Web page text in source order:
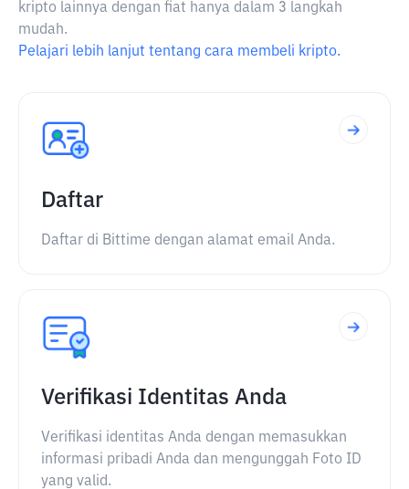
kripto lainnya dengan fiat hanya dalam 3 langkah
mudah.
Pelajari lebih lanjut tentang cara membeli kripto.
Daftar
Daftar di Bittime dengan alamat email Anda.
Verifikasi Identitas Anda
Verifikasi identitas Anda dengan memasukkan
informasi pribadi Anda dan mengunggah Foto ID
yang valid.